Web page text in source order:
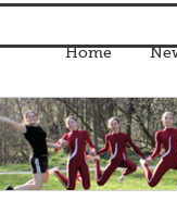
Home